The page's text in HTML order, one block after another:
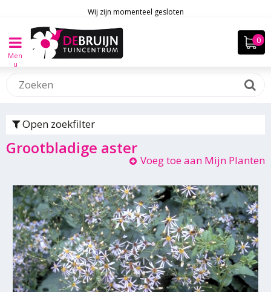
Men
u
Wij zijn momenteel gesloten
Open zoekfilter
Grootbladige aster
Voeg toe aan Mijn Planten